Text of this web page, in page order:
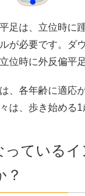
足は、立位時に
が必要です。ダ
位時に外反偏平
、各年齢に適応
は、歩き始める
っている
？